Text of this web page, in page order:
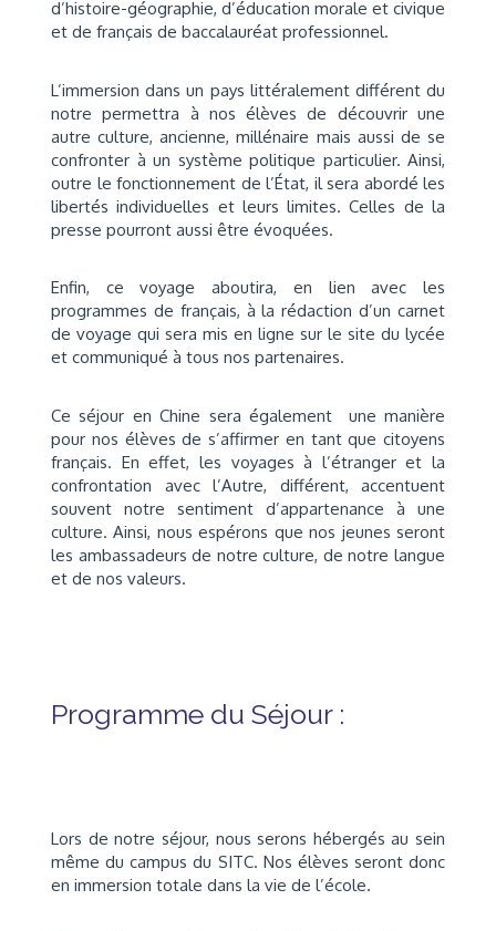
d’histoire-géographie, d’éducation morale et civique
et de français de baccalauréat professionnel.
L’immersion dans un pays littéralement différent du
notre permettra à nos élèves de découvrir une
autre culture, ancienne, millénaire mais aussi de se
confronter à un système politique particulier. Ainsi,
outre le fonctionnement de l’État, il sera abordé les
libertés individuelles et leurs limites. Celles de la
presse pourront aussi être évoquées.
Enfin, ce voyage aboutira, en lien avec les
programmes de français, à la rédaction d’un carnet
de voyage qui sera mis en ligne sur le site du lycée
et communiqué à tous nos partenaires.
Ce séjour en Chine sera également une manière
pour nos élèves de s’affirmer en tant que citoyens
français. En effet, les voyages à l’étranger et la
confrontation avec l’Autre, différent, accentuent
souvent notre sentiment d’appartenance à une
culture. Ainsi, nous espérons que nos jeunes seront
les ambassadeurs de notre culture, de notre langue
et de nos valeurs.
Programme du Séjour :
Lors de notre séjour, nous serons hébergés au sein
même du campus du SITC. Nos élèves seront donc
en immersion totale dans la vie de l’école.